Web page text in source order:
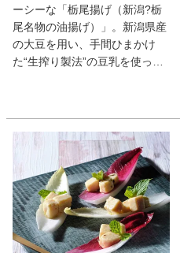
ーシーな「栃尾揚げ（新潟?栃
尾名物の油揚げ）」。新潟県産
の大豆を用い、手間ひまかけ
た“生搾り製法”の豆乳を使った
なんばん味噌をはさんだ数量限
定品をセットでお届け。